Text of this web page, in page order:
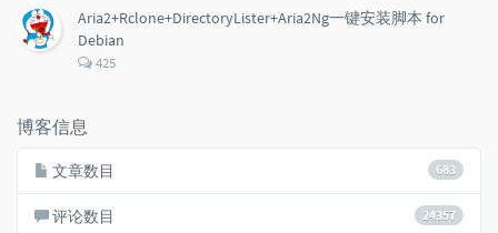
数：
Aria2+Rclone+DirectoryLister+Aria2Ng一键安装脚本 for
Debian
评
425
博客信息
683
文章数目
24357
评论数目